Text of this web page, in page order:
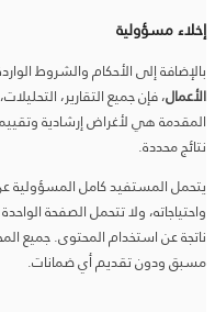
إخلاء مسؤولية
بالإضافة إلى الأحكام والشروط
الأعمال، فإن جميع التقارير،
المقدمة هي لأغراض إرشادية
نتائج محددة.
يتحمل المستفيد كامل المسؤولية
واحتياجاته، ولا تتحمل الصفحة
ناتجة عن استخدام المحتوى. جميع
مسبق ودون تقديم أي ضمانات.